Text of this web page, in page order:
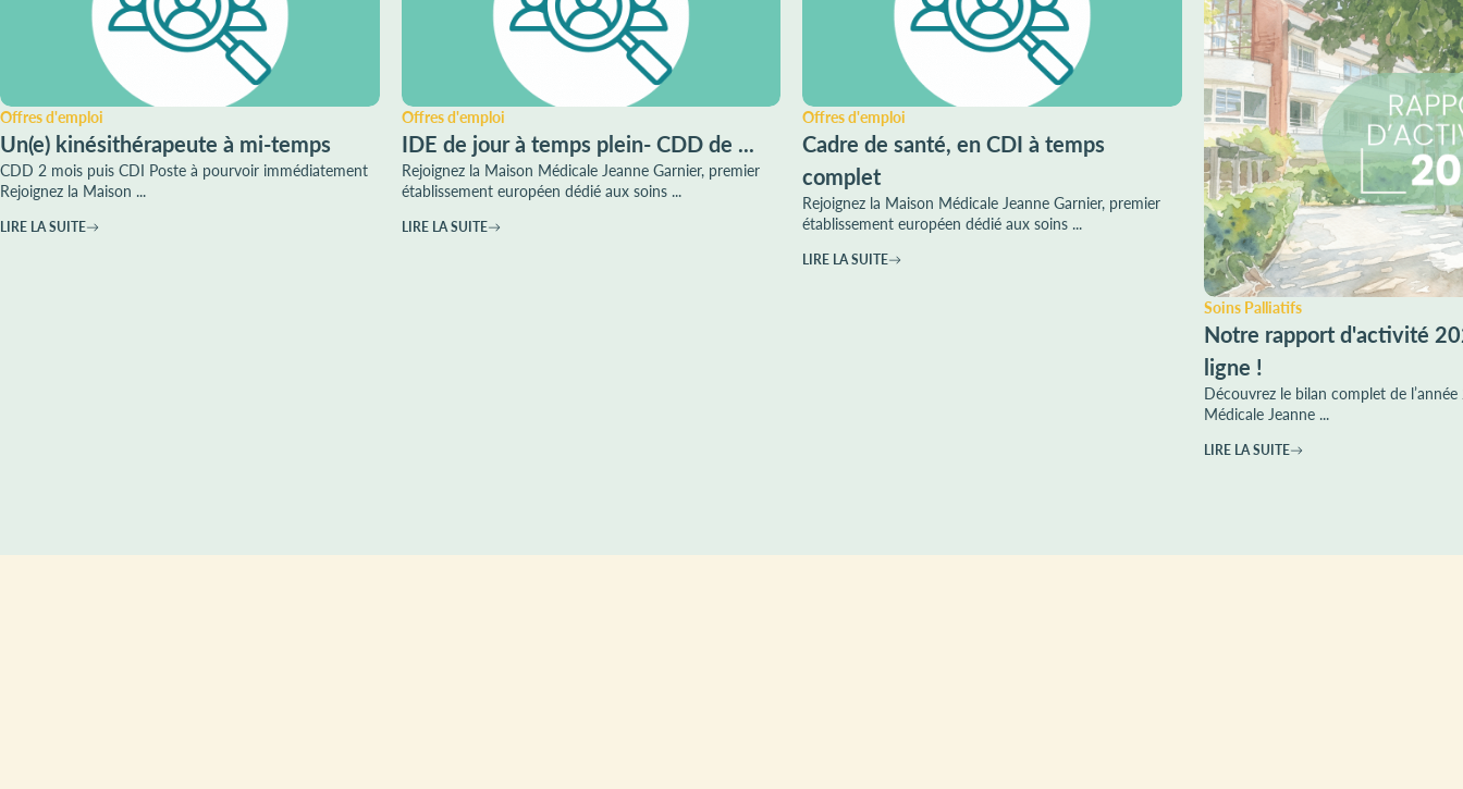
Offres d'emploi
Un(e) kinésithérapeute à mi-temps
CDD 2 mois puis CDI Poste à pourvoir immédiatement
Rejoignez la Maison ...
LIRE LA SUITE
Offres d'emploi
IDE de jour à temps plein- CDD de ...
Rejoignez la Maison Médicale Jeanne Garnier, premier
établissement européen dédié aux soins ...
LIRE LA SUITE
Offres d'emploi
Cadre de santé, en CDI à temps
complet
Rejoignez la Maison Médicale Jeanne Garnier, premier
établissement européen dédié aux soins ...
LIRE LA SUITE
Soins Palliatifs
Notre rapport d'activité
ligne !
Découvrez le bilan complet de
Médicale Jeanne ...
LIRE LA SUITE